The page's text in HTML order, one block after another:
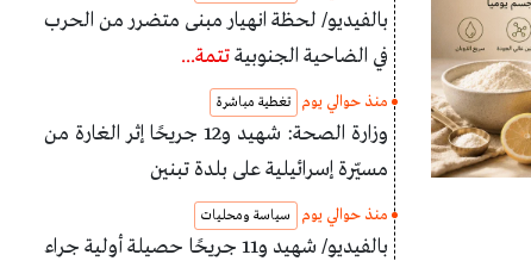
بالفيديو/ لحظة انهيار مبنى متضرر من الحرب
في الضاحية الجنوبيةتتمة...
منذ حوالي يوم تغطية مباشرة
وزارة الصحة: شهيد و12 جريحًا إثر الغارة من
مسيّرة إسرائيلية على بلدة تبنين
منذ حوالي يوم سياسة ومحليات
بالفيديو/ شهيد و11 جريحًا حصيلة أولية جراء